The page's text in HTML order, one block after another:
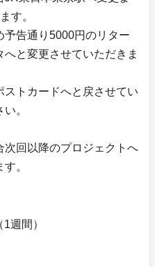
す。
告通り5000円のリター
と変更させていただきま
ストカードへと戻させてい
。
次回以降のプロジェクトへ
。
週間）